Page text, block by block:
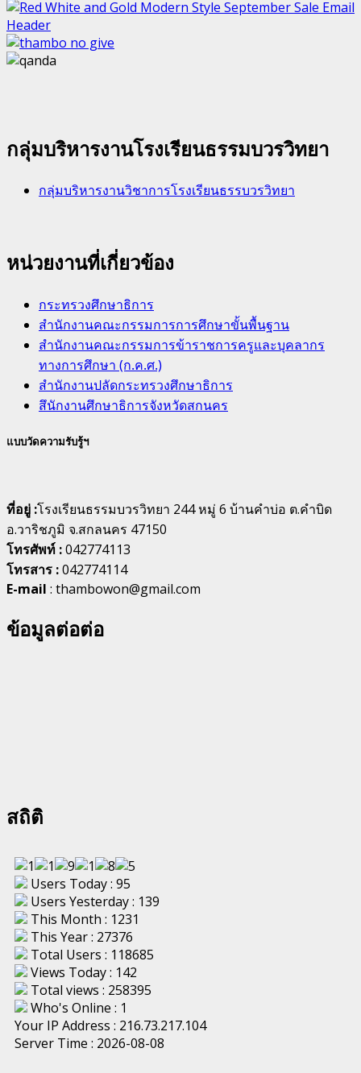
กลุ่มบริหารงานโรงเรียนธรรมบวรวิทยา
กลุ่มบริหารงานวิชาการโรงเรียนธรรบวรวิทยา
หน่วยงานที่เกี่ยวข้อง
กระทรวงศึกษาธิการ
สำนักงานคณะกรรมการการศึกษาขั้นพื้นฐาน
สำนักงานคณะกรรมการข้าราชการครูและบุคลากร
ทางการศึกษา (ก.ค.ศ.)
สำนักงานปลัดกระทรวงศึกษาธิการ
สึนักงานศึกษาธิการจังหวัดสกนคร
แบบวัดความรับรู้ฯ
ที่อยู่ :โรงเรียนธรรมบวรวิทยา 244 หมู่ 6 บ้านคำบ่อ ต.คำบิด
อ.วาริชภูมิ จ.สกลนคร 47150
โทรศัพท์ :042774113
โทรสาร :042774114
E-mail : thambowon@gmail.com
ข้อมูลต่อต่อ
สถิติ
Users Today : 95
Users Yesterday : 139
This Month : 1231
This Year : 27376
Total Users : 118685
Views Today : 142
Total views : 258395
Who's Online : 1
Your IP Address : 216.73.217.104
Server Time : 2026-08-08